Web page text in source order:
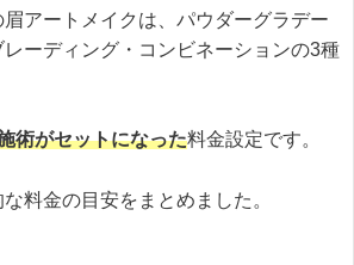
アートメイクは、パウダーグラデー
ーディング・コンビネーションの3種
術がセットになった料金設定です。
料金の目安をまとめました。